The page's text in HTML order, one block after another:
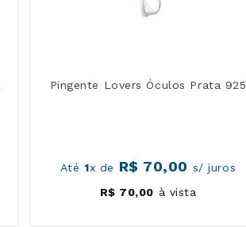
Pingente Lovers Óculos Prata 925
Até1x de R$ 70,00 s/ juros
R$ 70,00 à vista